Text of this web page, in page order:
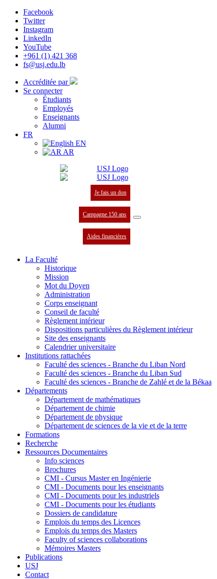
Facebook
Twitter
Instagram
LinkedIn
YouTube
+961 (1) 421 368
fs@usj.edu.lb
Accréditée par
Se connecter
Étudiants
Employés
Enseignants
Alumni
FR
EN
AR
Je fais un don
Campagne 150 ans
Aides financières
La Faculté
Historique
Mission
Mot du Doyen
Administration
Corps enseignant
Conseil de faculté
Règlement intérieur
Dispositions particulières du Règlement intérieur
Site des enseignants
Calendrier universitaire
Institutions rattachées
Faculté des sciences - Branche du Liban Nord
Faculté des sciences - Branche du Liban Sud
Faculté des sciences - Branche de Zahlé et de la Békaa
Départements
Département de mathématiques
Département de chimie
Département de physique
Département de sciences de la vie et de la terre
Formations
Recherche
Ressources Documentaires
Info sciences
Brochures
CMI - Cursus Master en Ingénierie
CMI - Documents pour les enseignants
CMI - Documents pour les industriels
CMI - Documents pour les étudiants
Dossiers de candidature
Emplois du temps des Licences
Emplois du temps des Masters
Faculty of sciences collaborations
Mémoires Masters
Publications
USJ
Contact